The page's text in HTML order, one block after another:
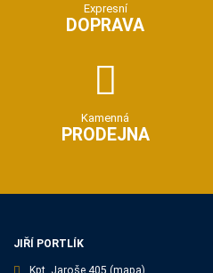
Expresní
DOPRAVA
Kamenná
PRODEJNA
JIŘÍ PORTLÍK
Kpt. Jaroše 405 (mapa)